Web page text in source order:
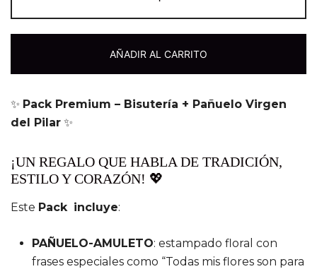
AÑADIR AL CARRITO
✨ Pack Premium – Bisutería + Pañuelo Virgen
del Pilar ✨
¡UN REGALO QUE HABLA DE TRADICIÓN,
ESTILO Y CORAZÓN! 💖
Este Pack incluye:
PAÑUELO-AMULETO: estampado floral con
frases especiales como “Todas mis flores son para